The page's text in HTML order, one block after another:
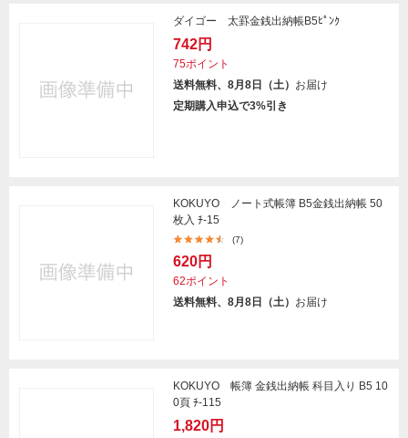
ダイゴー 太罫金銭出納帳B5ﾋﾟﾝｸ
742円
75ポイント
送料無料、8月8日（土） お届け
定期購入申込で3%引き
KOKUYO ノート式帳簿 B5金銭出納帳 50
枚入 ﾁ-15
(7)
620円
62ポイント
送料無料、8月8日（土） お届け
KOKUYO 帳簿 金銭出納帳 科目入り B5 10
0頁 ﾁ-115
1,820円